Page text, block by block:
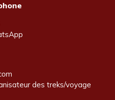
des treks/voyage